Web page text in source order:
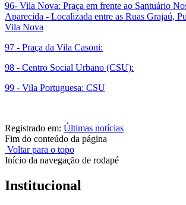
96- Vila Nova: Praça em frente ao Santuário
Aparecida - Localizada entre as Ruas Grajaú,
Vila Nova
97 - Praça da Vila Casoni:
98 - Centro Social Urbano (CSU):
99 - Vila Portuguesa: CSU
Registrado em: Últimas notícias
Fim do conteúdo da página
Voltar para o topo
Início da navegação de rodapé
Institucional